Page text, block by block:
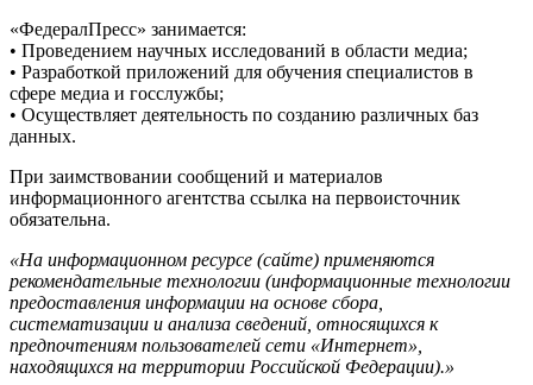
«ФедералПресс» занимается:
• Проведением научных исследований в области медиа;
• Разработкой приложений для обучения специалистов в
сфере медиа и госслужбы;
• Осуществляет деятельность по созданию различных баз
данных.
При заимствовании сообщений и материалов
информационного агентства ссылка на первоисточник
обязательна.
«На информационном ресурсе (сайте) применяются
рекомендательные технологии (информационные технологии
предоставления информации на основе сбора,
систематизации и анализа сведений, относящихся к
предпочтениям пользователей сети «Интернет»,
находящихся на территории Российской Федерации).»